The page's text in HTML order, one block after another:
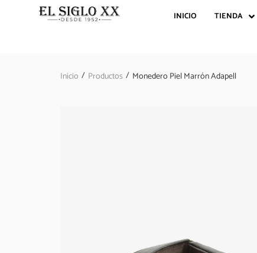
INICIO TIENDA
Inicio / Productos / Monedero Piel Marrón Adapell